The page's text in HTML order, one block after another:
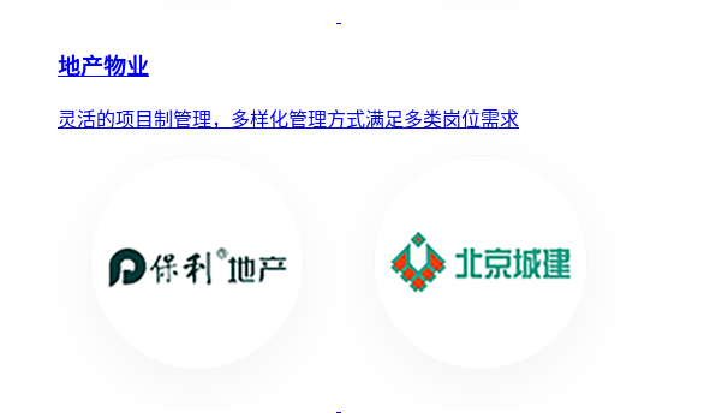
地产物业
灵活的项目制管理，多样化管理方式满足多类岗位需求